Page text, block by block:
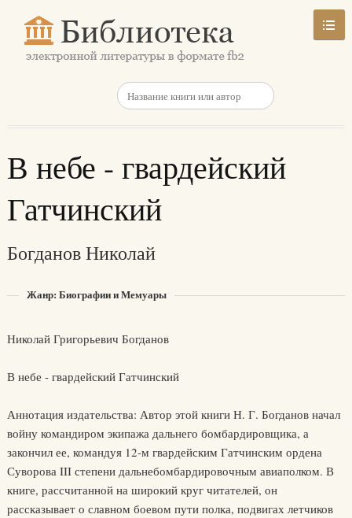
В небе - гвардейский
Гатчинский
Богданов Николай
Жанр: Биографии и Мемуары
Николай Григорьевич Богданов
В небе - гвардейский Гатчинский
Аннотация издательства: Автор этой книги Н. Г. Богданов начал
войну командиром экипажа дальнего бомбардировщика, а
закончил ее, командуя 12-м гвардейским Гатчинским ордена
Суворова III степени дальнебомбардировочным авиаполком. В
книге, рассчитанной на широкий круг читателей, он
рассказывает о славном боевом пути полка, подвигах летчиков